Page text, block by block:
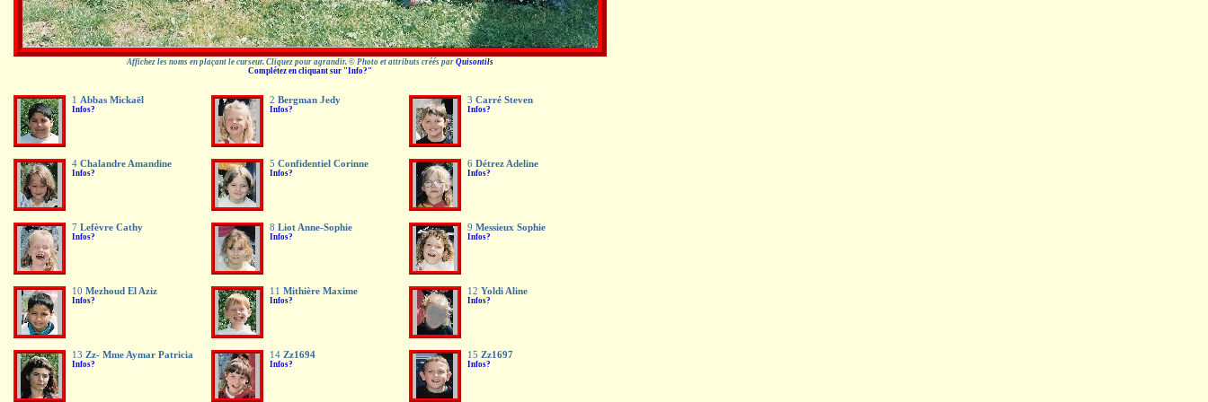
Affichez les noms en plaçant le curseur. Cliquez pour agrandir. © Photo et attributs créés par Quisontils
Complétez en cliquant sur "Info?"
1 Abbas Mickaël
Infos?
2 Bergman Jedy
Infos?
3 Carré Steven
Infos?
4 Chalandre Amandine
Infos?
5 Confidentiel Corinne
Infos?
6 Détrez Adeline
Infos?
7 Lefèvre Cathy
Infos?
8 Liot Anne-Sophie
Infos?
9 Messieux Sophie
Infos?
10 Mezhoud El Aziz
Infos?
11 Mithière Maxime
Infos?
12 Yoldi Aline
Infos?
13 Zz- Mme Aymar Patricia
Infos?
14 Zz1694
Infos?
15 Zz1697
Infos?